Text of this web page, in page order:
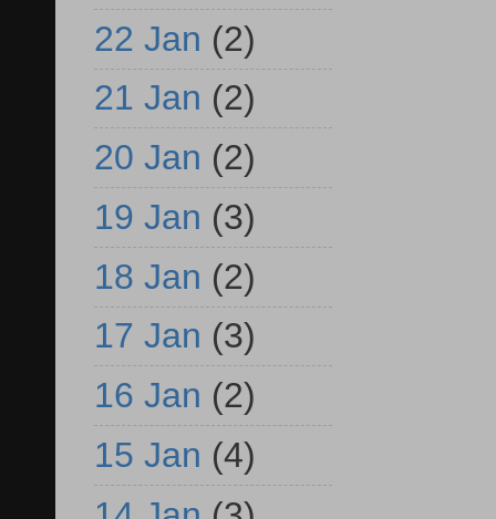
22 Jan (2)
21 Jan (2)
20 Jan (2)
19 Jan (3)
18 Jan (2)
17 Jan (3)
16 Jan (2)
15 Jan (4)